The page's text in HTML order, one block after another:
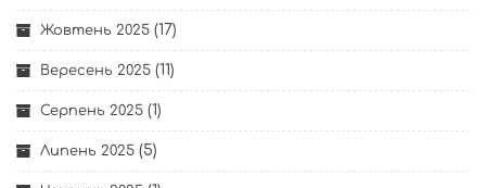
Жовтень 2025 (17)
Вересень 2025 (11)
Серпень 2025 (1)
Липень 2025 (5)